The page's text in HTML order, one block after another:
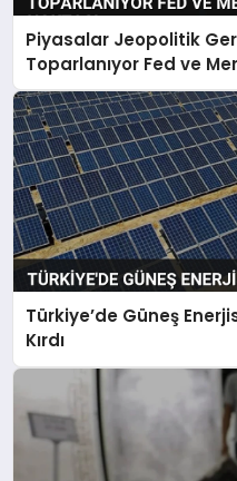
Piyasalar Jeopolitik
Toparlanıyor Fed ve
Noktası
Türkiye’de Güneş
Kırdı